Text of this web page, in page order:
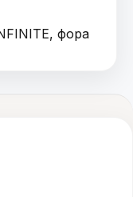
фора